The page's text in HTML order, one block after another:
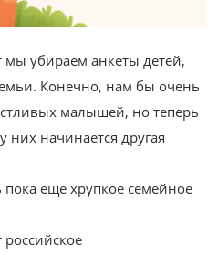
убираем анкеты детей,
Конечно, нам бы очень
малышей, но теперь
них начинается другая
еще хрупкое семейное